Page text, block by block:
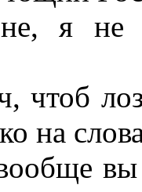
я не
чтоб
на
вы